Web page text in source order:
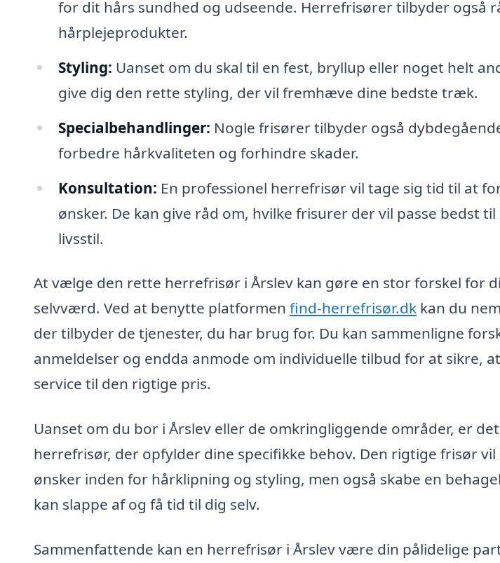
for dit hårs sundhed og udseende. Herrefrisører tilbyder også
hårplejeprodukter.
Styling: Uanset om du skal til en fest, bryllup eller noget helt
give dig den rette styling, der vil fremhæve dine bedste træk.
Specialbehandlinger: Nogle frisører tilbyder også
forbedre hårkvaliteten og forhindre skader.
Konsultation: En professionel herrefrisør vil tage sig tid til at
ønsker. De kan give råd om, hvilke frisurer der vil passe bedst
livsstil.
At vælge den rette herrefrisør i Årslev kan gøre en stor forskel for
selvværd. Ved at benytte platformen find-herrefrisør.dk kan du
der tilbyder de tjenester, du har brug for. Du kan sammenligne
anmeldelser og endda anmode om individuelle tilbud for at sikre,
service til den rigtige pris.
Uanset om du bor i Årslev eller de omkringliggende områder, er
herrefrisør, der opfylder dine specifikke behov. Den rigtige frisør
ønsker inden for hårklipning og styling, men også skabe en
kan slappe af og få tid til dig selv.
Sammenfattende kan en herrefrisør i Årslev være din pålidelige